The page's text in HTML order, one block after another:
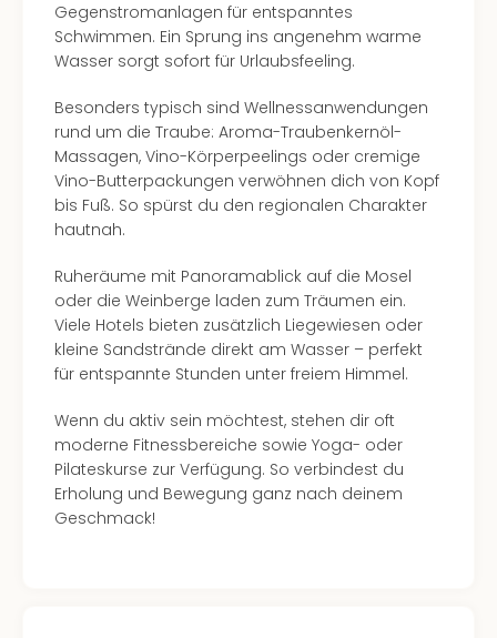
Gegenstromanlagen für entspanntes
Schwimmen. Ein Sprung ins angenehm warme
Wasser sorgt sofort für Urlaubsfeeling.
Besonders typisch sind Wellnessanwendungen
rund um die Traube: Aroma-Traubenkernöl-
Massagen, Vino-Körperpeelings oder cremige
Vino-Butterpackungen verwöhnen dich von Kopf
bis Fuß. So spürst du den regionalen Charakter
hautnah.
Ruheräume mit Panoramablick auf die Mosel
oder die Weinberge laden zum Träumen ein.
Viele Hotels bieten zusätzlich Liegewiesen oder
kleine Sandstrände direkt am Wasser – perfekt
für entspannte Stunden unter freiem Himmel.
Wenn du aktiv sein möchtest, stehen dir oft
moderne Fitnessbereiche sowie Yoga- oder
Pilateskurse zur Verfügung. So verbindest du
Erholung und Bewegung ganz nach deinem
Geschmack!